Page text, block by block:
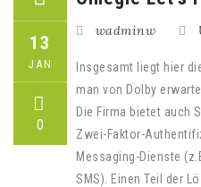
13
JAN
0
wadminw
Insgesamt liegt hier
man von Dolby
Die Firma bietet auch
Zwei-Faktor-
Messaging-Dienste
SMS). Einen Teil der